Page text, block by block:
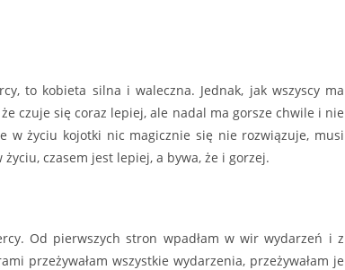
to kobieta silna i waleczna. Jednak, jak wszyscy ma
czuje się coraz lepiej, ale nadal ma gorsze chwile i nie
w życiu kojotki nic magicznie się nie rozwiązuje, musi
czasem jest lepiej, a bywa, że i gorzej.
Od pierwszych stron wpadłam w wir wydarzeń i z
przeżywałam wszystkie wydarzenia, przeżywałam je